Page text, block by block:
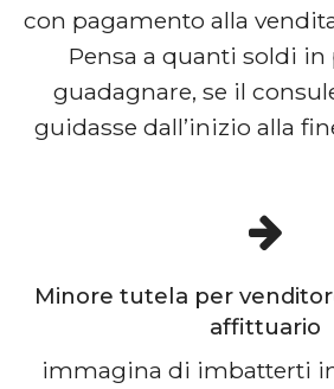
con pagamento alla
Pensa a quanti soldi
guadagnare, se il
guidasse dall’inizio alla
Minore tutela per
affittuario
immagina di imbatterti